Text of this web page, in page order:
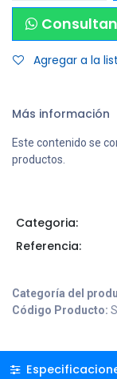
Agregar a la
Más información
Este contenido se
productos.
Categoria:
Referencia:
Categoría del
Código Producto: